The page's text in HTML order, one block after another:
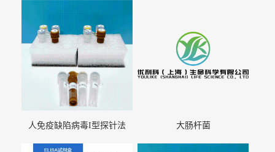
人免疫缺陷病毒I型探针法
大肠杆菌